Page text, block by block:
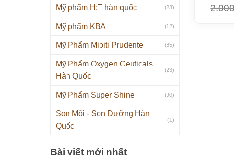
Mỹ phẩm H:T hàn quốc (23)
Mỹ phẩm KBA (12)
Mỹ Phẩm Mibiti Prudente (85)
Mỹ Phẩm Oxygen Ceuticals
Hàn Quốc
(23)
Mỹ Phẩm Super Shine (90)
Son Môi - Son Dưỡng Hàn
Quốc
(1)
Bài viết mới nhất